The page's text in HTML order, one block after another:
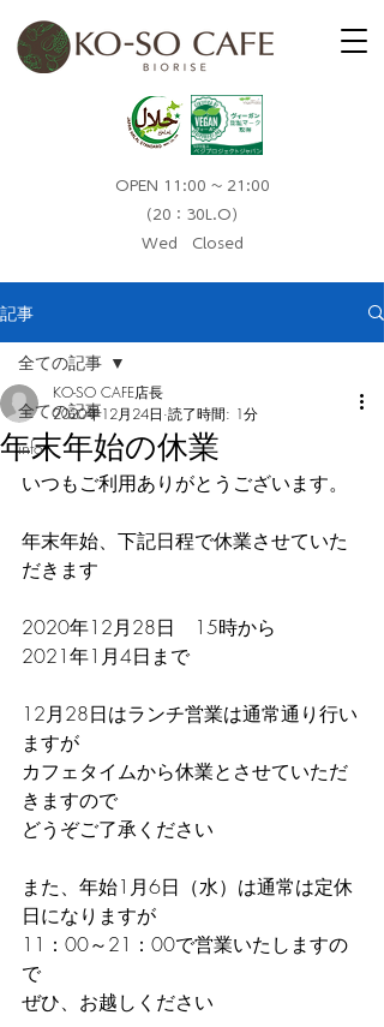
OPEN 11:00 ~ 21:00
（20：30L.O）​
Wed Closed
記事
全ての記事
info
全ての記事
年末年始の休業
KO-SO CAFE店長
2020年12月24日 読了時間: 1分
いつもご利用ありがとうございます。
年末年始、下記日程で休業させていた
だきます
2020年12月28日　15時から
2021年1月4日まで
12月28日はランチ営業は通常通り行い
ますが
カフェタイムから休業とさせていただ
きますので
どうぞご了承ください
また、年始1月6日（水）は通常は定休
日になりますが
11：00～21：00で営業いたしますの
で
ぜひ、お越しください